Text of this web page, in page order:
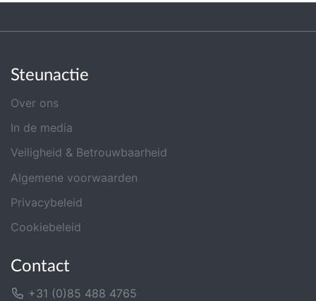
Steunactie
Over ons
In de media
Veiligheid & Betrouwbaarheid
Algemene voorwaarden
Privacybeleid
Cookiebeleid
Contact
+31 (0)85 488 4765